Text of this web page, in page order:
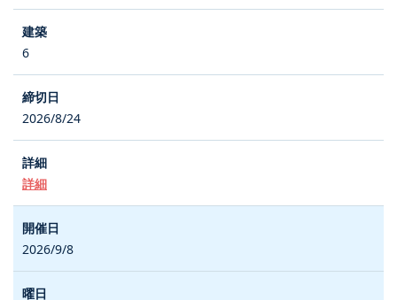
6
2026/8/24
詳細
2026/9/8